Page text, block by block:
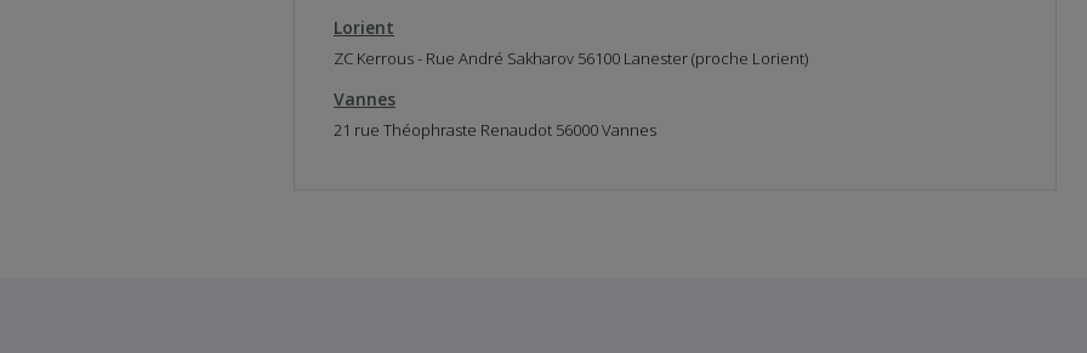
Lorient
ZC Kerrous - Rue André Sakharov 56100 Lanester (proche Lorient)
Vannes
21 rue Théophraste Renaudot 56000 Vannes